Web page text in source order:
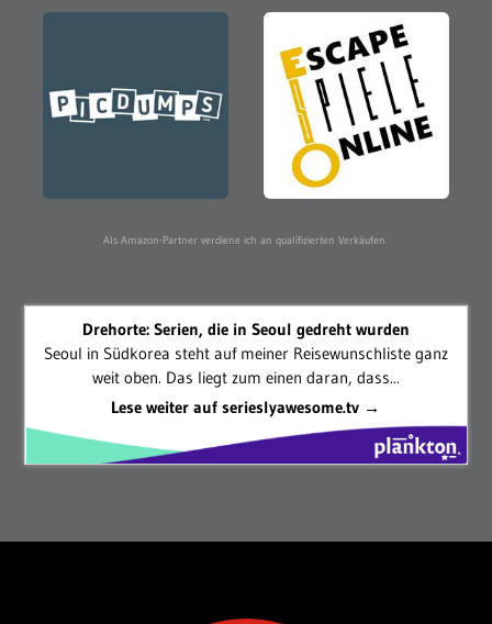
Als Amazon-Partner verdiene ich an qualifizierten Verkäufen.
Drehorte: Serien, die in Seoul gedreht wurden
Seoul in Südkorea steht auf meiner Reisewunschliste ganz
weit oben. Das liegt zum einen daran, dass...
Lese weiter auf serieslyawesome.tv →